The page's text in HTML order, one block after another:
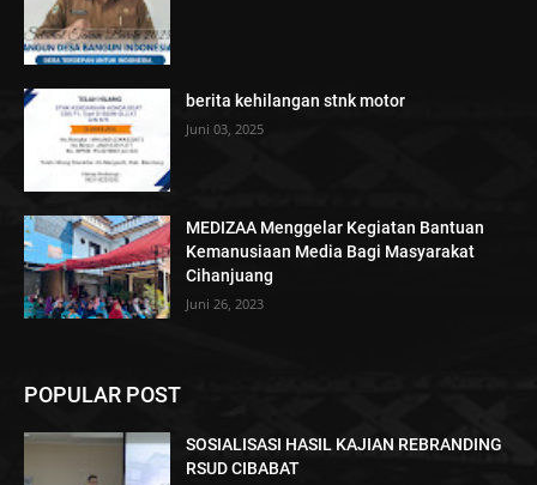
berita kehilangan stnk motor
Juni 03, 2025
MEDIZAA Menggelar Kegiatan Bantuan
Kemanusiaan Media Bagi Masyarakat
Cihanjuang
Juni 26, 2023
POPULAR POST
SOSIALISASI HASIL KAJIAN REBRANDING
RSUD CIBABAT